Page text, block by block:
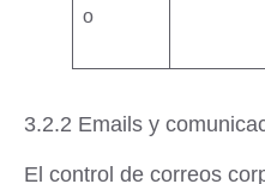
o
3.2.2 Emails y
El control de correos